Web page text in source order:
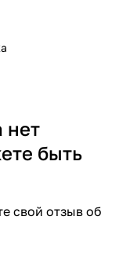
нет
быть
свой отзыв об